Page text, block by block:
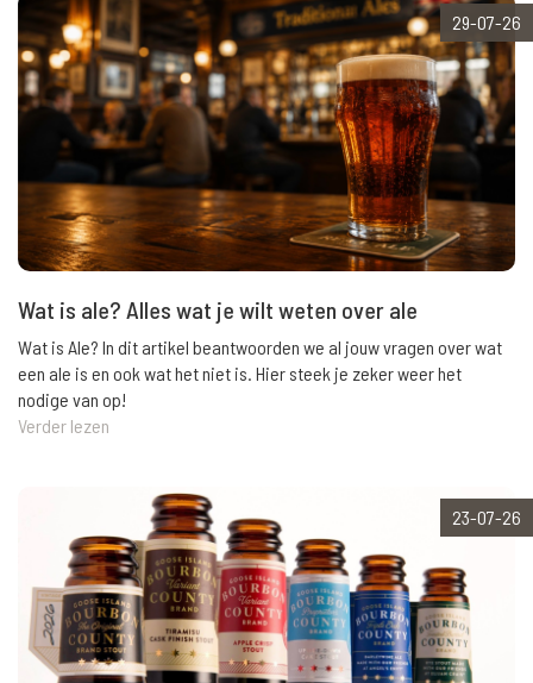
29-07-26
Wat is ale? Alles wat je wilt weten over ale
Wat is Ale? In dit artikel beantwoorden we al jouw vragen over wat
een ale is en ook wat het niet is. Hier steek je zeker weer het
nodige van op!
Verder lezen
23-07-26